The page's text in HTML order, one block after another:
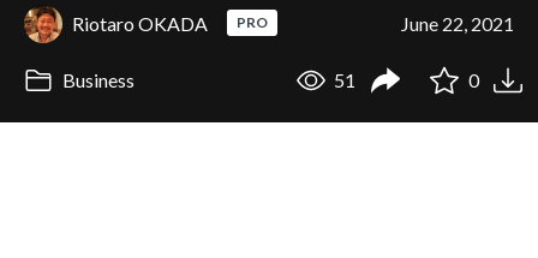
Riotaro OKADA PRO June 22, 2021
Business 51 0